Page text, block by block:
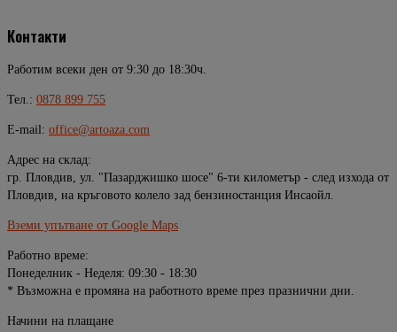
Контакти
Работим всеки ден от 9:30 до 18:30ч.
Тел.: 0878 899 755
E-mail: office@artoaza.com
Адрес на склад:
гр. Пловдив, ул. "Пазарджишко шосе" 6-ти километър - след изхода от
Пловдив, на кръговото колело зад бензиностанция Инсаойл.
Вземи упътване от Google Maps
Работно време:
Понеделник - Неделя: 09:30 - 18:30
* Възможна е промяна на работното време през празнични дни.
Начини на плащане